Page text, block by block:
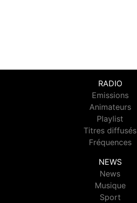
RADIO
Emissions
Animateurs
Playlist
Titres diffusés
Fréquences
NEWS
News
Musique
Sport